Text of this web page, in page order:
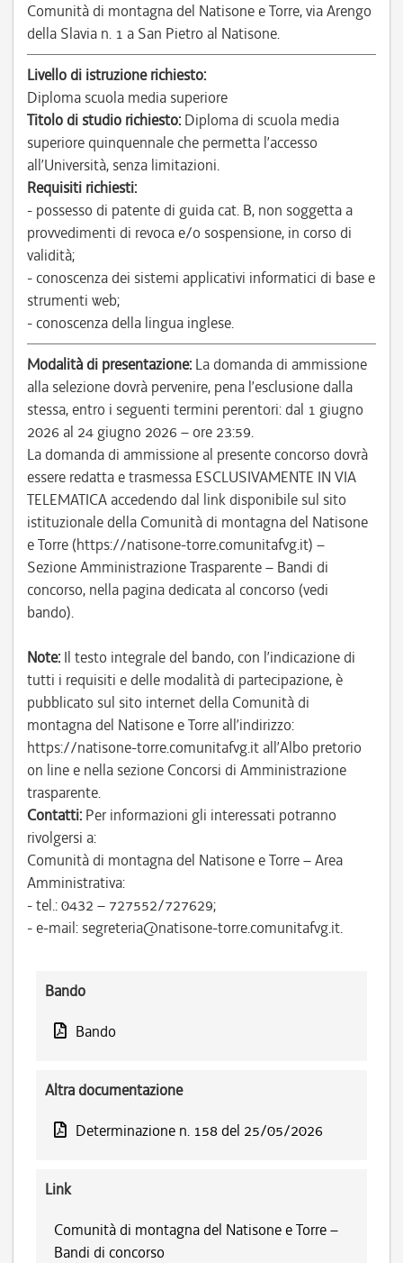
Comunità di montagna del Natisone e Torre, via Arengo
della Slavia n. 1 a San Pietro al Natisone.
Livello di istruzione richiesto:
Diploma scuola media superiore
Titolo di studio richiesto: Diploma di scuola media
superiore quinquennale che permetta l’accesso
all’Università, senza limitazioni.
Requisiti richiesti:
- possesso di patente di guida cat. B, non soggetta a
provvedimenti di revoca e/o sospensione, in corso di
validità;
- conoscenza dei sistemi applicativi informatici di base e
strumenti web;
- conoscenza della lingua inglese.
Modalità di presentazione: La domanda di ammissione
alla selezione dovrà pervenire, pena l’esclusione dalla
stessa, entro i seguenti termini perentori: dal 1 giugno
2026 al 24 giugno 2026 – ore 23:59.
La domanda di ammissione al presente concorso dovrà
essere redatta e trasmessa ESCLUSIVAMENTE IN VIA
TELEMATICA accedendo dal link disponibile sul sito
istituzionale della Comunità di montagna del Natisone
e Torre (https://natisone-torre.comunitafvg.it) –
Sezione Amministrazione Trasparente – Bandi di
concorso, nella pagina dedicata al concorso (vedi
bando).
Note: Il testo integrale del bando, con l’indicazione di
tutti i requisiti e delle modalità di partecipazione, è
pubblicato sul sito internet della Comunità di
montagna del Natisone e Torre all’indirizzo:
https://natisone-torre.comunitafvg.it all’Albo pretorio
on line e nella sezione Concorsi di Amministrazione
trasparente.
Contatti: Per informazioni gli interessati potranno
rivolgersi a:
Comunità di montagna del Natisone e Torre – Area
Amministrativa:
- tel.: 0432 – 727552/727629;
- e-mail: segreteria@natisone-torre.comunitafvg.it.
Bando
Bando
Altra documentazione
Determinazione n. 158 del 25/05/2026
Link
Comunità di montagna del Natisone e Torre –
Bandi di concorso